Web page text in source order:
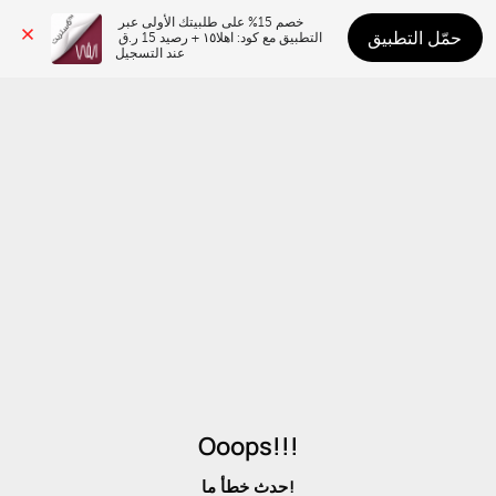
عند التسجيل
حمّل التطبيق
Ooops!!!
حدث خطأ ما!